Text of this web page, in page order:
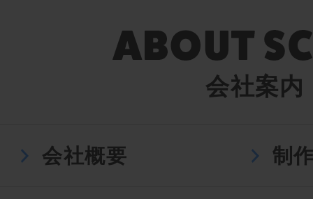
会社案内
会社概要 制